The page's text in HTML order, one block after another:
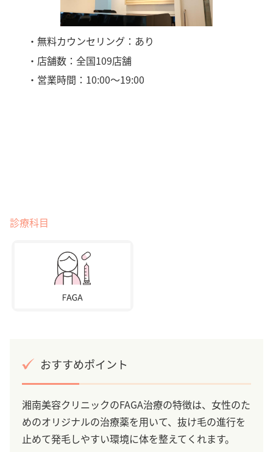
・無料カウンセリング：あり
・店舗数：全国109店舗
・営業時間：10:00〜19:00
診療科目
おすすめポイント
湘南美容クリニックのFAGA治療の特徴は、女性のた
めのオリジナルの治療薬を用いて、抜け毛の進行を
止めて発毛しやすい環境に体を整えてくれます。